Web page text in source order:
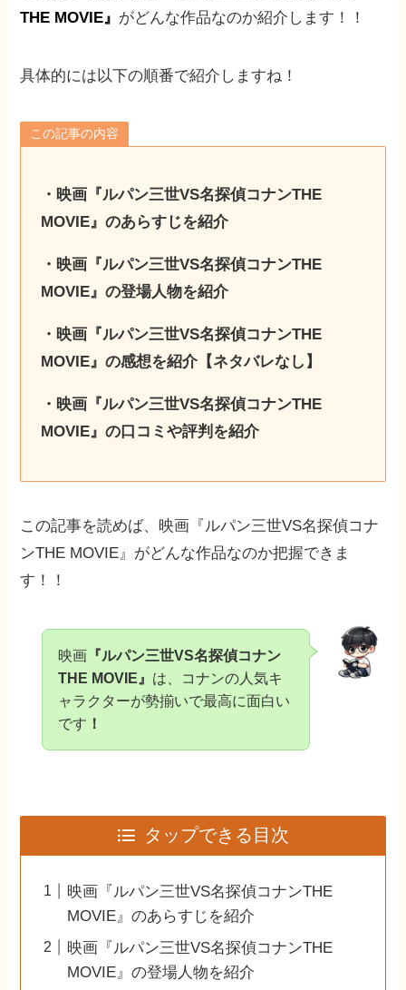
THE MOVIE』 がどんな作品なのか紹介します！！
具体的には以下の順番で紹介しますね！
この記事の内容
・映画『ルパン三世VS名探偵コナンTHE
MOVIE』のあらすじを紹介
・映画『ルパン三世VS名探偵コナンTHE
MOVIE』の登場人物を紹介
・映画『ルパン三世VS名探偵コナンTHE
MOVIE』の感想を紹介【ネタバレなし】
・映画『ルパン三世VS名探偵コナンTHE
MOVIE』の口コミや評判を紹介
この記事を読めば、映画『ルパン三世VS名探偵コナ
ンTHE MOVIE』がどんな作品なのか把握できま
す！！
映画『ルパン三世VS名探偵コナン
THE MOVIE』 は、コナンの人気キ
ャラクターが勢揃いで最高に面白い
です ！
タップできる目次
映画『ルパン三世VS名探偵コナンTHE
MOVIE』のあらすじを紹介
映画『ルパン三世VS名探偵コナンTHE
MOVIE』の登場人物を紹介